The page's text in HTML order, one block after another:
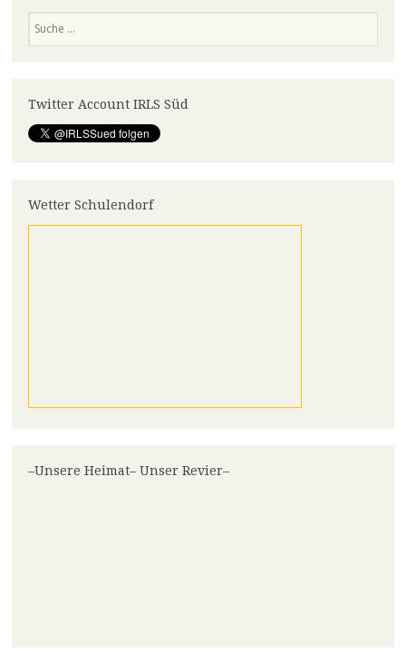
Twitter Account IRLS Süd
Wetter Schulendorf
–Unsere Heimat– Unser Revier–